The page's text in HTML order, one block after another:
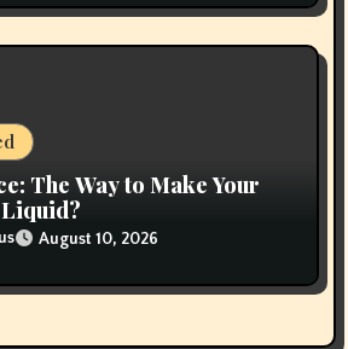
The Way to Make Your
August 10, 2026